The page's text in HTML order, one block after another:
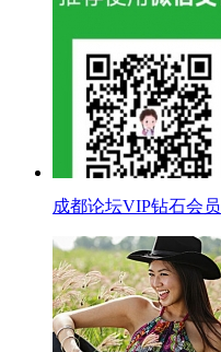
成都论坛VIP钻石会员